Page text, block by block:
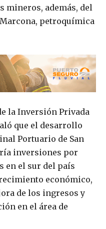
mineros, además, del
petroquímica
la Inversión Privada
que el desarrollo
Portuario de San
inversiones por
en el sur del país
económico,
de los ingresos y
en el área de